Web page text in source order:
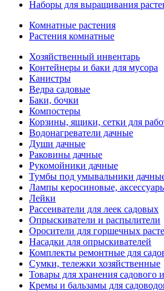
Наборы для выращивания
Комнатные растения
Растения комнатные
Хозяйственный инвентарь
Контейнеры и баки для мусора
Канистры
Ведра садовые
Баки, бочки
Компостеры
Корзины, ящики, сетки для
Водонагреватели дачные
Души дачные
Раковины дачные
Рукомойники дачные
Тумбы под умывальники
Лампы керосиновые,
Лейки
Рассеиватели для леек садовых
Опрыскиватели и распылители
Оросители для горшечных
Насадки для опрыскивателей
Комплекты ремонтные для
Сумки, тележки хозяйственные
Товары для хранения садового
Кремы и бальзамы для